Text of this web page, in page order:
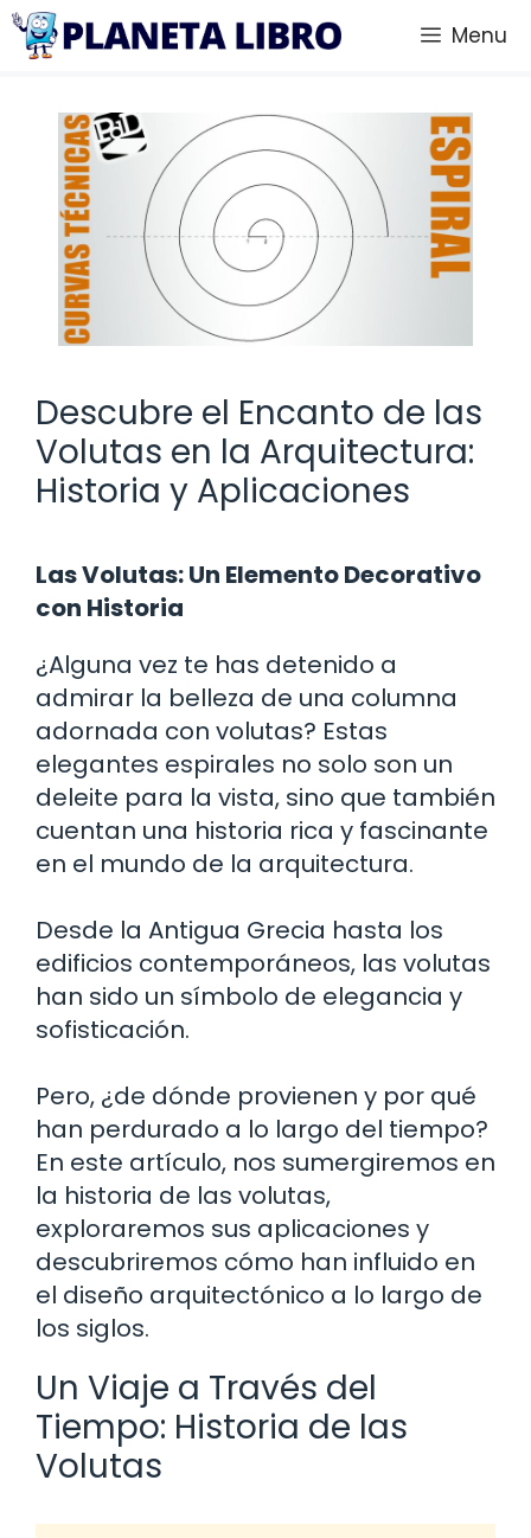
Saltar
Menu
Descubre el Encanto de las
Volutas en la Arquitectura:
Historia y Aplicaciones
Las Volutas: Un Elemento Decorativo
con Historia
¿Alguna vez te has detenido a
admirar la belleza de una columna
adornada con volutas? Estas
elegantes espirales no solo son un
deleite para la vista, sino que también
cuentan una historia rica y fascinante
en el mundo de la arquitectura.
Desde la Antigua Grecia hasta los
edificios contemporáneos, las volutas
han sido un símbolo de elegancia y
sofisticación.
Pero, ¿de dónde provienen y por qué
han perdurado a lo largo del tiempo?
En este artículo, nos sumergiremos en
la historia de las volutas,
exploraremos sus aplicaciones y
descubriremos cómo han influido en
el diseño arquitectónico a lo largo de
los siglos.
Un Viaje a Través del
Tiempo: Historia de las
Volutas